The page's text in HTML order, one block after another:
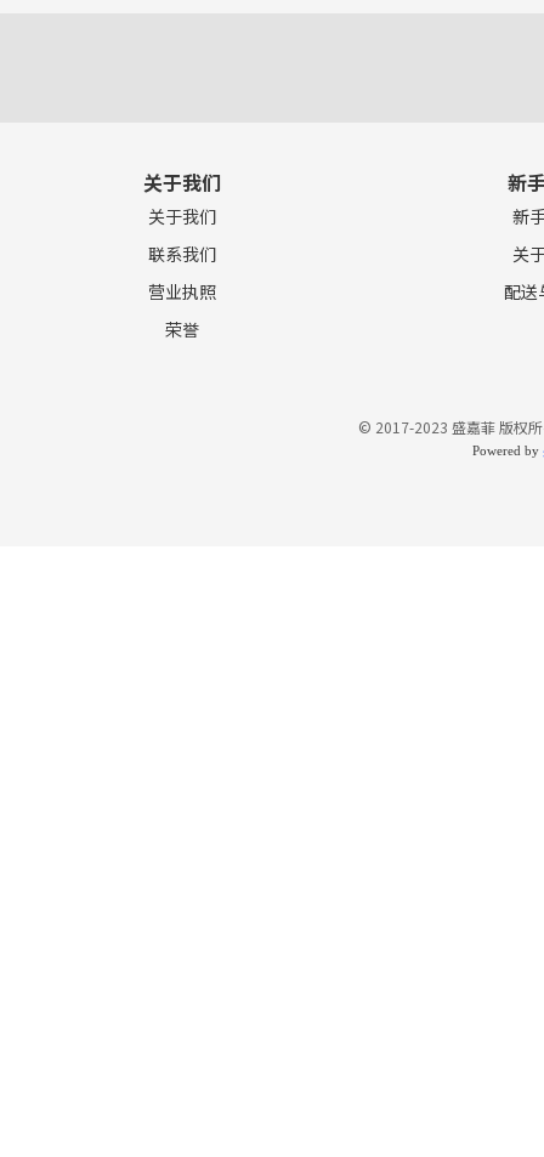
关于我们
关于我们
联系我们
营业执照
荣誉
新
新
关
配送
© 2017-2023 盛嘉菲 版权
Powered by